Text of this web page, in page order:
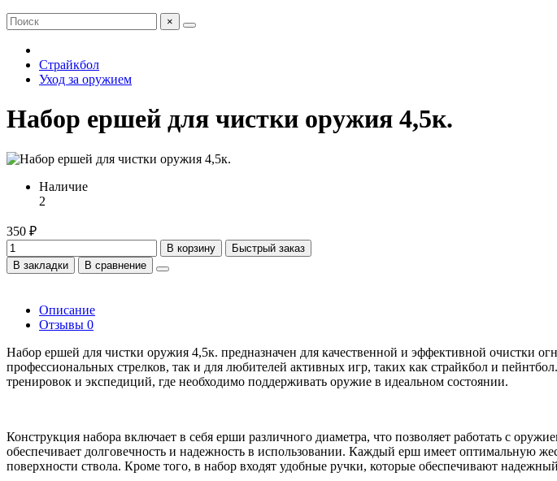
×
Страйкбол
Уход за оружием
Набор ершей для чистки оружия 4,5к.
Наличие
2
350 ₽
В корзину
Быстрый заказ
В закладки
В сравнение
Описание
Отзывы 0
Набор ершей для чистки оружия 4,5к. предназначен для качественной и эффективной очистки
профессиональных стрелков, так и для любителей активных игр, таких как страйкбол и
тренировок и экспедиций, где необходимо поддерживать оружие в идеальном состоянии.
Конструкция набора включает в себя ерши различного диаметра, что позволяет работать с
обеспечивает долговечность и надежность в использовании. Каждый ерш имеет оптимальную
поверхности ствола. Кроме того, в набор входят удобные ручки, которые обеспечивают